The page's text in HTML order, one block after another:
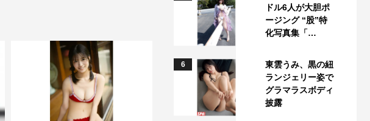
ドル6人が大胆ポ
ージング “股”特
化写真集「…
6
東雲うみ、黒の紐
ランジェリー姿で
グラマラスボディ
披露